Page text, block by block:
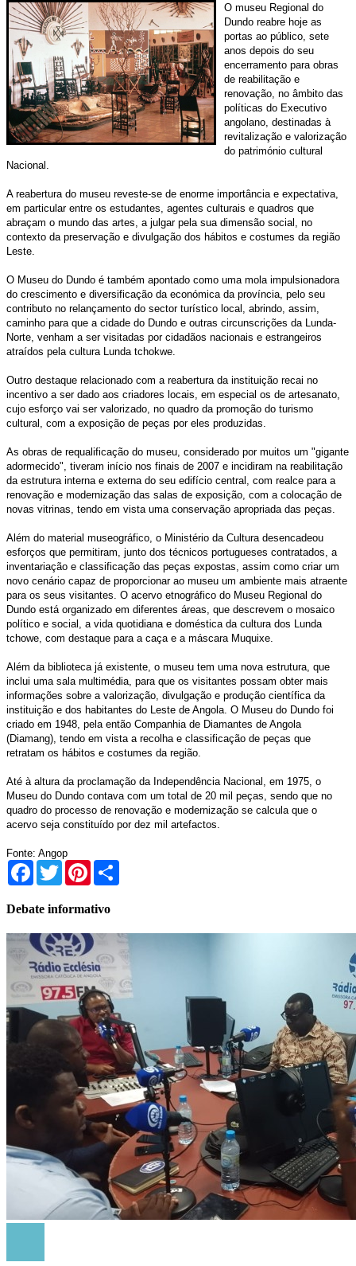
O museu Regional do
Dundo reabre hoje as
portas ao público, sete
anos depois do seu
encerramento para obras
de reabilitação e
renovação, no âmbito das
políticas do Executivo
angolano, destinadas à
revitalização e valorização
do património cultural
Nacional.
A reabertura do museu reveste-se de enorme importância e expectativa,
em particular entre os estudantes, agentes culturais e quadros que
abraçam o mundo das artes, a julgar pela sua dimensão social, no
contexto da preservação e divulgação dos hábitos e costumes da região
Leste.
O Museu do Dundo é também apontado como uma mola impulsionadora
do crescimento e diversificação da económica da província, pelo seu
contributo no relançamento do sector turístico local, abrindo, assim,
caminho para que a cidade do Dundo e outras circunscrições da Lunda-
Norte, venham a ser visitadas por cidadãos nacionais e estrangeiros
atraídos pela cultura Lunda tchokwe.
Outro destaque relacionado com a reabertura da instituição recai no
incentivo a ser dado aos criadores locais, em especial os de artesanato,
cujo esforço vai ser valorizado, no quadro da promoção do turismo
cultural, com a exposição de peças por eles produzidas.
As obras de requalificação do museu, considerado por muitos um "gigante
adormecido", tiveram início nos finais de 2007 e incidiram na reabilitação
da estrutura interna e externa do seu edifício central, com realce para a
renovação e modernização das salas de exposição, com a colocação de
novas vitrinas, tendo em vista uma conservação apropriada das peças.
Além do material museográfico, o Ministério da Cultura desencadeou
esforços que permitiram, junto dos técnicos portugueses contratados, a
inventariação e classificação das peças expostas, assim como criar um
novo cenário capaz de proporcionar ao museu um ambiente mais atraente
para os seus visitantes. O acervo etnográfico do Museu Regional do
Dundo está organizado em diferentes áreas, que descrevem o mosaico
político e social, a vida quotidiana e doméstica da cultura dos Lunda
tchowe, com destaque para a caça e a máscara Muquixe.
Além da biblioteca já existente, o museu tem uma nova estrutura, que
inclui uma sala multimédia, para que os visitantes possam obter mais
informações sobre a valorização, divulgação e produção científica da
instituição e dos habitantes do Leste de Angola. O Museu do Dundo foi
criado em 1948, pela então Companhia de Diamantes de Angola
(Diamang), tendo em vista a recolha e classificação de peças que
retratam os hábitos e costumes da região.
Até à altura da proclamação da Independência Nacional, em 1975, o
Museu do Dundo contava com um total de 20 mil peças, sendo que no
quadro do processo de renovação e modernização se calcula que o
acervo seja constituído por dez mil artefactos.
Fonte: Angop
Facebook
TwitterPinterest
Debate informativo